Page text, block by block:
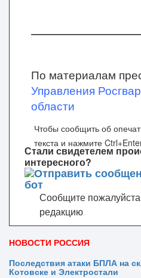
По материалам
Управления
области
Стали свидетелем
интересного?
Сообщите
редакцию
Чтобы сообщить об
текста и нажмите
НОВОСТИ РОССИЯ
Последствия атаки БПЛА на
Котовске и Электростали